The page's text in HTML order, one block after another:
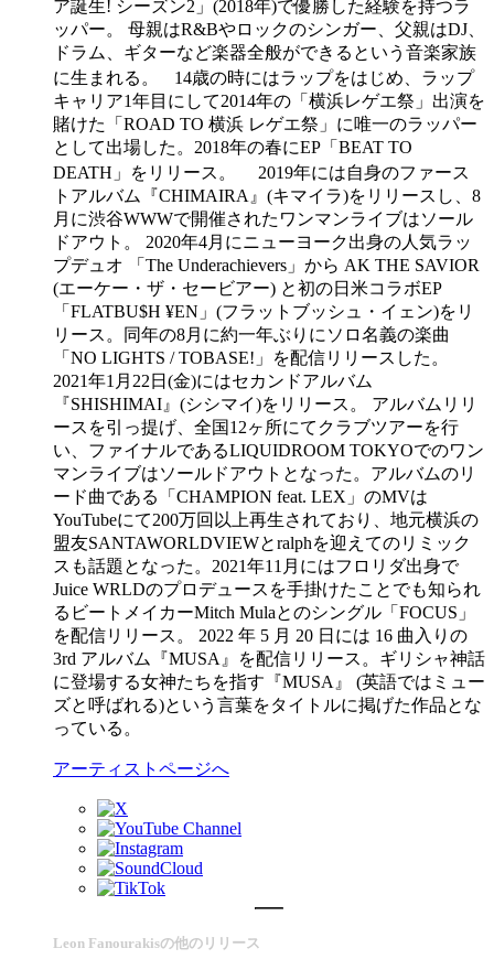
ア誕生! シーズン2」(2018年)で優勝した経験を持つラ
ッパー。 母親はR&Bやロックのシンガー、父親はDJ、
ドラム、ギターなど楽器全般ができるという音楽家族
に生まれる。 14歳の時にはラップをはじめ、ラップ
キャリア1年目にして2014年の「横浜レゲエ祭」出演を
賭けた「ROAD TO 横浜 レゲエ祭」に唯一のラッパー
として出場した。2018年の春にEP「BEAT TO
DEATH」をリリース。 2019年には自身のファース
トアルバム『CHIMAIRA』(キマイラ)をリリースし、8
月に渋谷WWWで開催されたワンマンライブはソール
ドアウト。 2020年4月にニューヨーク出身の人気ラッ
プデュオ 「The Underachievers」から AK THE SAVIOR
(エーケー・ザ・セービアー) と初の日米コラボEP
「FLATBU$H ¥EN」(フラットブッシュ・イェン)をリ
リース。同年の8月に約一年ぶりにソロ名義の楽曲
「NO LIGHTS / TOBASE!」を配信リリースした。
2021年1月22日(金)にはセカンドアルバム
『SHISHIMAI』(シシマイ)をリリース。 アルバムリリ
ースを引っ提げ、全国12ヶ所にてクラブツアーを行
い、ファイナルであるLIQUIDROOM TOKYOでのワン
マンライブはソールドアウトとなった。アルバムのリ
ード曲である「CHAMPION feat. LEX」のMVは
YouTubeにて200万回以上再生されており、地元横浜の
盟友SANTAWORLDVIEWとralphを迎えてのリミック
スも話題となった。2021年11月にはフロリダ出身で
Juice WRLDのプロデュースを手掛けたことでも知られ
るビートメイカーMitch Mulaとのシングル「FOCUS」
を配信リリース。 2022 年 5 月 20 日には 16 曲入りの
3rd アルバム『MUSA』を配信リリース。ギリシャ神話
に登場する女神たちを指す『MUSA』 (英語ではミュー
ズと呼ばれる)という言葉をタイトルに掲げた作品とな
っている。
アーティストページへ
Leon Fanourakisの他のリリース